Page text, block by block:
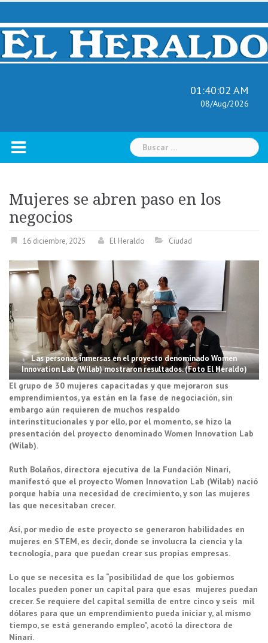
Skip
content
01:40:03 AM
08/Aug/2026
Buscar:
Mujeres se abren paso en los
negocios
16 diciembre, 2025 El Heraldo Ciudad
Las personas inmersas en el proyecto denominado Women
Innovation Lab (Wilab) mostraron resultados. (Foto El Heraldo)
El grupo de 30 mujeres capacitadas y que mejoraron sus
emprendimientos, ya están en la fase de negociación, sin
embargo aún requieren de muchos respaldo
interinstitucionales y por ello, por el momento, se hizo la
presentación del proyecto denominado Women Innovation Lab
(Wilab).
Ruth Bolaños, directora ejecutiva de la Fundación Ninari,
manifestó que el proyecto Women Innovation Lab (Wilab) nació
porque había una necesidad de crecimiento, y son las mujeres
las que necesitaban crecer.
Así, por medio de este proyecto se generaron habilidades en
mujeres en STEM, es decir, donde se involucra la ciencia y la
tecnología, para que puedan crear sus propias empresas.
Lo que se necesita es la “posibilidad de que los gobiernos
locales pueden poner un capital para que esas mujeres puedan
crecer. Se requiere del capital semilla de entre cinco y seis mil
dólares para que un emprendimiento pueda iniciar y, al mismo
tiempo, se está generando empleo”, acotó la directora de
Ninari.